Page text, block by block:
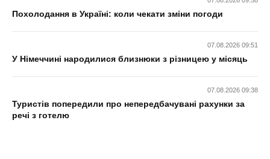
Похолодання в Україні: коли чекати зміни погоди
07.08.2026 09:51
У Німеччині народилися близнюки з різницею у місяць
07.08.2026 09:38
Туристів попередили про непередбачувані рахунки за
речі з готелю